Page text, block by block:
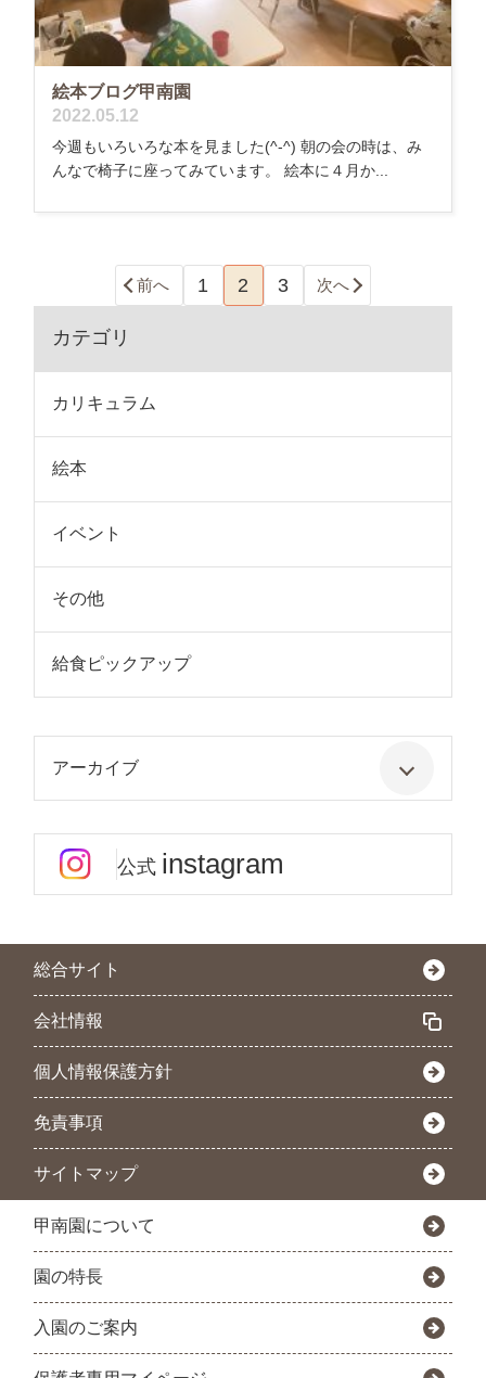
絵本ブログ甲南園
2022.05.12
今週もいろいろな本を見ました(^-^) 朝の会の時は、み
んなで椅子に座ってみています。 絵本に４月か...
前へ 1 2 3 次へ
カテゴリ
カリキュラム
絵本
イベント
その他
給食ピックアップ
アーカイブ
公式 instagram
総合サイト
会社情報
個人情報保護方針
免責事項
サイトマップ
甲南園について
園の特長
入園のご案内